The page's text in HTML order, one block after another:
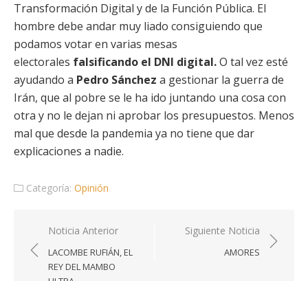
Transformación Digital y de la Función Pública. El
hombre debe andar muy liado consiguiendo que
podamos votar en varias mesas
electorales falsificando el DNI digital.O tal vez esté
ayudando a Pedro Sánchez a gestionar la guerra de
Irán, que al pobre se le ha ido juntando una cosa con
otra y no le dejan ni aprobar los presupuestos. Menos
mal que desde la pandemia ya no tiene que dar
explicaciones a nadie.
Categoría: Opinión
Navegación
de
entradas
Noticia Anterior
LACOMBE RUFIÁN, EL
REY DEL MAMBO
Siguiente Noticia
AMORES